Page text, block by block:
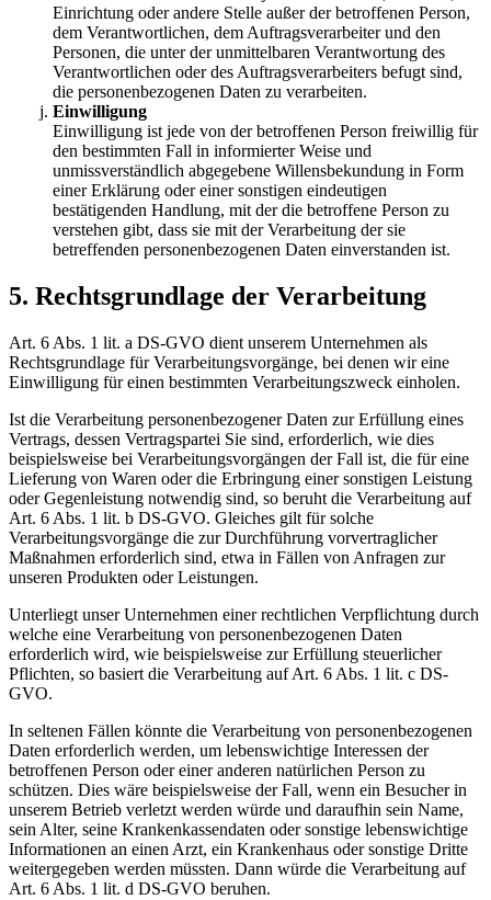
Einrichtung oder andere Stelle außer der betroffenen Person,
dem Verantwortlichen, dem Auftragsverarbeiter und den
Personen, die unter der unmittelbaren Verantwortung des
Verantwortlichen oder des Auftragsverarbeiters befugt sind,
die personenbezogenen Daten zu verarbeiten.
Einwilligung
Einwilligung ist jede von der betroffenen Person freiwillig für
den bestimmten Fall in informierter Weise und
unmissverständlich abgegebene Willensbekundung in Form
einer Erklärung oder einer sonstigen eindeutigen
bestätigenden Handlung, mit der die betroffene Person zu
verstehen gibt, dass sie mit der Verarbeitung der sie
betreffenden personenbezogenen Daten einverstanden ist.
5. Rechtsgrundlage der Verarbeitung
Art. 6 Abs. 1 lit. a DS-GVO dient unserem Unternehmen als
Rechtsgrundlage für Verarbeitungsvorgänge, bei denen wir eine
Einwilligung für einen bestimmten Verarbeitungszweck einholen.
Ist die Verarbeitung personenbezogener Daten zur Erfüllung eines
Vertrags, dessen Vertragspartei Sie sind, erforderlich, wie dies
beispielsweise bei Verarbeitungsvorgängen der Fall ist, die für eine
Lieferung von Waren oder die Erbringung einer sonstigen Leistung
oder Gegenleistung notwendig sind, so beruht die Verarbeitung auf
Art. 6 Abs. 1 lit. b DS-GVO. Gleiches gilt für solche
Verarbeitungsvorgänge die zur Durchführung vorvertraglicher
Maßnahmen erforderlich sind, etwa in Fällen von Anfragen zur
unseren Produkten oder Leistungen.
Unterliegt unser Unternehmen einer rechtlichen Verpflichtung durch
welche eine Verarbeitung von personenbezogenen Daten
erforderlich wird, wie beispielsweise zur Erfüllung steuerlicher
Pflichten, so basiert die Verarbeitung auf Art. 6 Abs. 1 lit. c DS-
GVO.
In seltenen Fällen könnte die Verarbeitung von personenbezogenen
Daten erforderlich werden, um lebenswichtige Interessen der
betroffenen Person oder einer anderen natürlichen Person zu
schützen. Dies wäre beispielsweise der Fall, wenn ein Besucher in
unserem Betrieb verletzt werden würde und daraufhin sein Name,
sein Alter, seine Krankenkassendaten oder sonstige lebenswichtige
Informationen an einen Arzt, ein Krankenhaus oder sonstige Dritte
weitergegeben werden müssten. Dann würde die Verarbeitung auf
Art. 6 Abs. 1 lit. d DS-GVO beruhen.